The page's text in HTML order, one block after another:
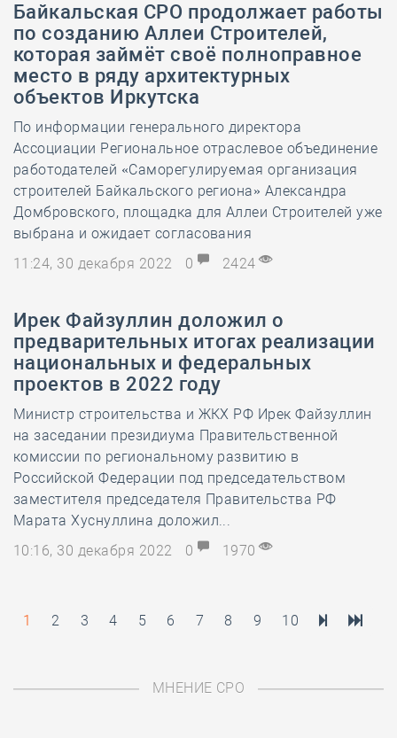
Байкальская СРО продолжает работы
по созданию Аллеи Строителей,
которая займёт своё полноправное
место в ряду архитектурных
объектов Иркутска
По информации генерального директора
Ассоциации Региональное отраслевое объединение
работодателей «Саморегулируемая организация
строителей Байкальского региона» Александра
Домбровского, площадка для Аллеи Строителей уже
выбрана и ожидает согласования
11:24, 30 декабря 2022
0 2424
Ирек Файзуллин доложил о
предварительных итогах реализации
национальных и федеральных
проектов в 2022 году
Министр строительства и ЖКХ РФ Ирек Файзуллин
на заседании президиума Правительственной
комиссии по региональному развитию в
Российской Федерации под председательством
заместителя председателя Правительства РФ
Марата Хуснуллина доложил...
10:16, 30 декабря 2022
0 1970
1 2 3 4 5 6 7 8 9 10
МНЕНИЕ СРО